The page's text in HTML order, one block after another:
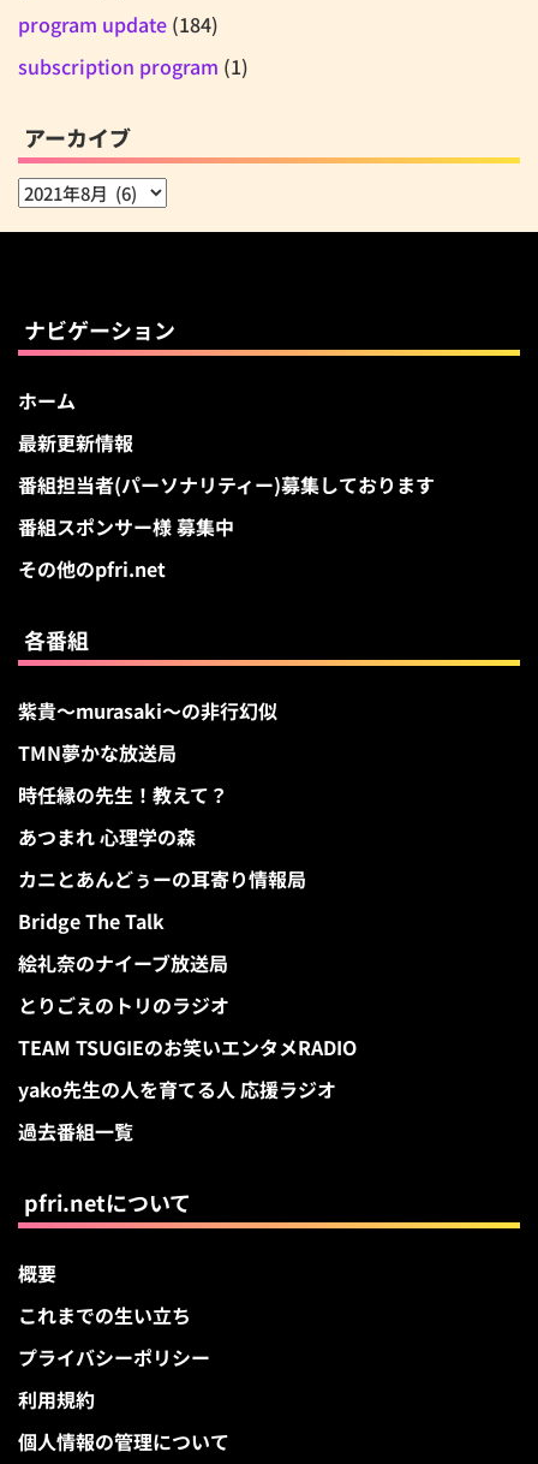
program update (184)
subscription program (1)
アーカイブ
ア
ナビゲーション
ホーム
最新更新情報
番組担当者(パーソナリティー)募集しております
番組スポンサー様 募集中
その他のpfri.net
各番組
紫貴～murasaki～の非行幻似
TMN夢かな放送局
時任縁の先生！教えて？
あつまれ 心理学の森
カニとあんどぅーの耳寄り情報局
Bridge The Talk
絵礼奈のナイーブ放送局
とりごえのトリのラジオ
TEAM TSUGIEのお笑いエンタメRADIO
yako先生の人を育てる人 応援ラジオ
過去番組一覧
pfri.netについて
概要
これまでの生い立ち
プライバシーポリシー
利用規約
個人情報の管理について